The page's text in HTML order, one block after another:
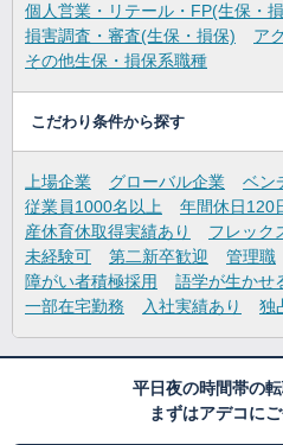
個人営業・リテール・FP(生保・
損害調査・審査(生保・損保)
ア
その他生保・損保系職種
こだわり条件から探す
上場企業 グローバル企業 ベン
従業員1000名以上
年間休日120
産休育休取得実績あり
フレック
未経験可
第二新卒歓迎 管理職
障がい者積極採用
語学が生かせ
一部在宅勤務
入社実績あり 独
平日夜の時間帯の
まずはアデコに